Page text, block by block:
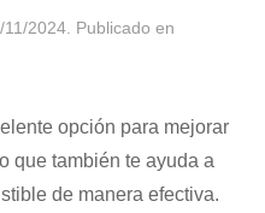
11/2024 . Publicado en
opción para mejorar
que también te ayuda a
de manera efectiva.